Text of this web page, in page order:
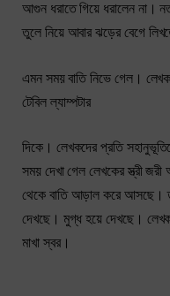
আগুন ধরাতে গিয়ে ধরালেন না।
তুলে নিয়ে আবার ঝড়ের বেগে
এমন সময় বাতি নিভে গেল।
টেবিল ল্যাম্পটার
দিকে। লেখকদের প্রতি
সময় দেখা গেল লেখকের স্ত্রী
থেকে বাতি আড়াল করে আসছে।
দেখছে। মুগ্ধ হয়ে দেখছে।
মাখা স্বর।